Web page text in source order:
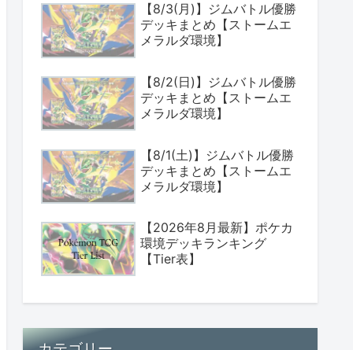
【8/3(月)】ジムバトル優勝
デッキまとめ【ストームエ
メラルダ環境】
【8/2(日)】ジムバトル優勝
デッキまとめ【ストームエ
メラルダ環境】
【8/1(土)】ジムバトル優勝
デッキまとめ【ストームエ
メラルダ環境】
【2026年8月最新】ポケカ
環境デッキランキング
【Tier表】